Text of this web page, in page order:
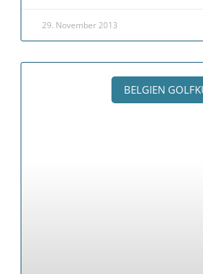
29. November 2013
BELGIEN